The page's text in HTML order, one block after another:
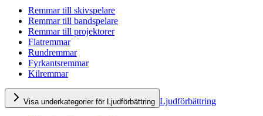
Remmar till skivspelare
Remmar till bandspelare
Remmar till projektorer
Flatremmar
Rundremmar
Fyrkantsremmar
Kilremmar
Visa underkategorier för Ljudförbättring Ljudförbättring